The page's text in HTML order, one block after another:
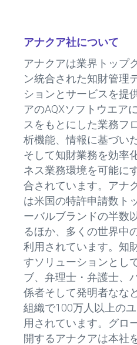
アナクア社について
アナクアは業界トップ
ン統合された知財管理
ションとサービスを提
アのAQXソフトウエア
スをもとにした業務フ
析機能、情報に基づい
そして知財業務を効率
ネス業務環境を可能に
合されています。アナ
は米国の特許申請数ト
ーバルブランドの半数
るほか、多くの世界中
利用されています。知
すソリューションとし
ブ、弁理士・弁護士、
係者そして発明者なな
組織で100万人以上の
用されています。グロ
開するアナクアは本社